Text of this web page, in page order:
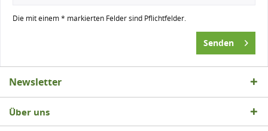
Die mit einem * markierten Felder sind Pflichtfelder.
Senden
Newsletter
Über uns